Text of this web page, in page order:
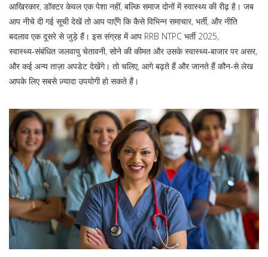
आखिरकार, डॉक्टर केवल एक पेशा नहीं, बल्कि समाज दोनों में स्वास्थ्य की रीढ़ है। जब
आप नीचे दी गई सूची देखें तो आप पाएँगे कि कैसे विभिन्न समाचार, भर्ती, और नीति
बदलाव एक दूसरे से जुड़े हैं। इस संग्रह में आप RRB NTPC भर्ती 2025,
स्वास्थ्य‑संबंधित जलवायु चेतावनी, सोने की कीमत और उसके स्वास्थ्य‑बाजार पर असर,
और कई अन्य ताज़ा अपडेट देखेंगे। तो चलिए, आगे बढ़ते हैं और जानते हैं कौन‑से लेख
आपके लिए सबसे ज़्यादा उपयोगी हो सकते हैं।